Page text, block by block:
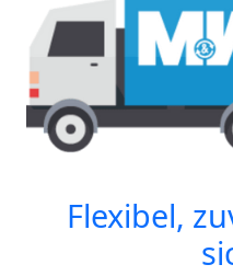
Flexibel,